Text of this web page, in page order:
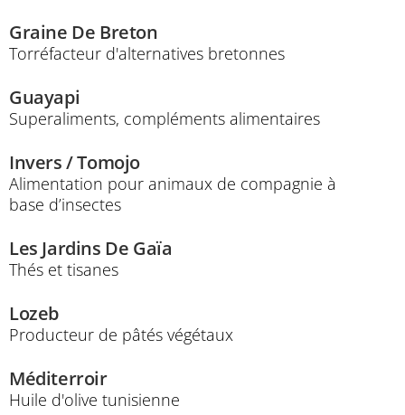
Graine De Breton
Torréfacteur d'alternatives bretonnes
Guayapi
Superaliments, compléments alimentaires
Invers / Tomojo
Alimentation pour animaux de compagnie à
base d’insectes
Les Jardins De Gaïa
Thés et tisanes
Lozeb
Producteur de pâtés végétaux
Méditerroir
Huile d'olive tunisienne